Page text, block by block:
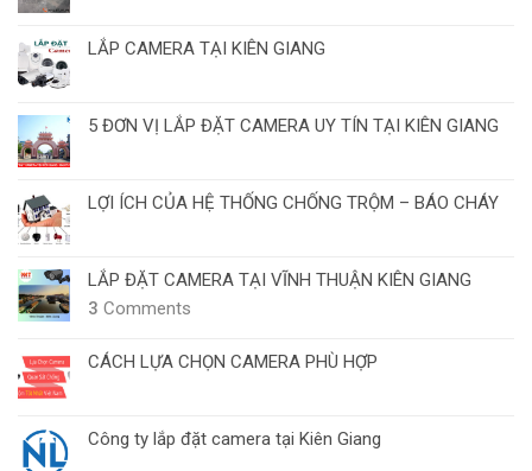
LẮP CAMERA TẠI KIÊN GIANG
5 ĐƠN VỊ LẮP ĐẶT CAMERA UY TÍN TẠI KIÊN GIANG
LỢI ÍCH CỦA HỆ THỐNG CHỐNG TRỘM – BÁO CHÁY
LẮP ĐẶT CAMERA TẠI VĨNH THUẬN KIÊN GIANG
3 Comments
CÁCH LỰA CHỌN CAMERA PHÙ HỢP
Công ty lắp đặt camera tại Kiên Giang